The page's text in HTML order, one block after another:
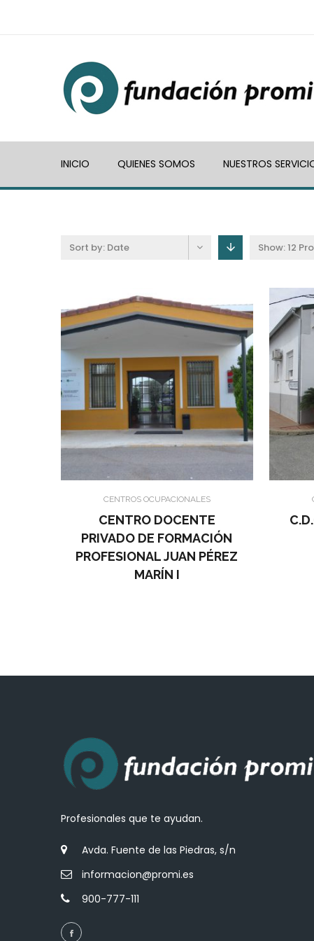
INICIO QUIENES SOMOS NUESTROS
Sort by: Date Show:12
CENTROS OCUPACIONALES
CENTRO DOCENTE
PRIVADO DE FORMACIÓN
PROFESIONAL JUAN PÉREZ
MARÍN I
Profesionales que te ayudan.
Avda. Fuente de las Piedras, s/n
informacion@promi.es
900-777-111